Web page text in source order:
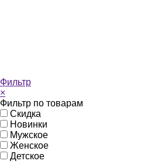
Фильтр
×
Фильтр по товарам
Скидка
Новинки
Мужское
Женское
Детское